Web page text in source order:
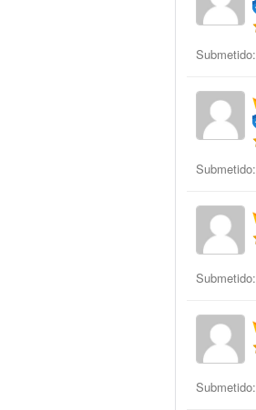
Submetido:
Submetido:
Submetido:
Submetido: